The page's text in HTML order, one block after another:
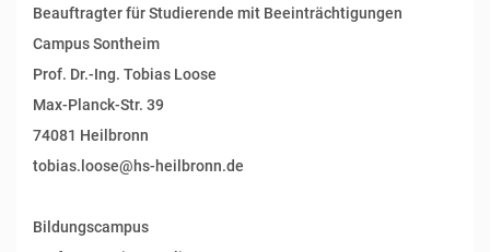
Beauftragter für Studierende mit Beeinträchtigungen
Campus Sontheim
Prof. Dr.-Ing. Tobias Loose
Max-Planck-Str. 39
74081 Heilbronn
tobias.loose@hs-heilbronn.de
Bildungscampus